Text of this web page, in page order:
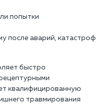
попытки
после аварий, катастроф
быстро
квалифицированную
травмирования